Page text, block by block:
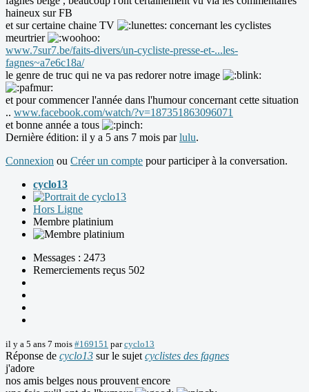
haineux sur FB
et sur certaine chaine TV
concernant les cyclistes
meurtrier
www.7sur7.be/faits-divers/un-cycliste-presse-et-...les-
fagnes~a7e6c18a/
le genre de truc qui ne va pas redorer notre image
et pour commencer l'année dans l'humour concernant cette situation
.. www.facebook.com/watch/?v=187351863096071
et bonne année a tous
Dernière édition: il y a 5 ans 7 mois parlulu.
Connexion ou Créer un compte pour participer à la conversation.
cyclo13
Hors Ligne
Membre platinium
Messages : 2473
Remerciements reçus 502
il y a 5 ans 7 mois #169151 parcyclo13
Réponse de cyclo13 sur le sujet cyclistes des fagnes
j'adore
nos amis belges nous prouvent encore